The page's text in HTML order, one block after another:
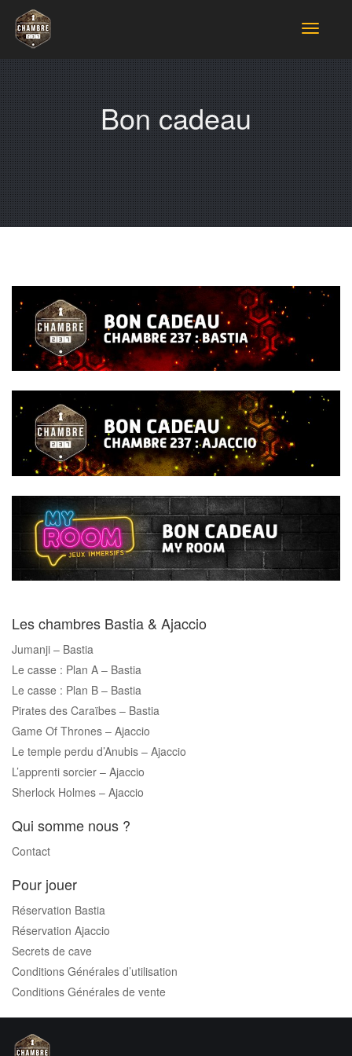
Toggle
Bon cadeau
Les chambres Bastia & Ajaccio
Jumanji – Bastia
Le casse : Plan A – Bastia
Le casse : Plan B – Bastia
Pirates des Caraïbes – Bastia
Game Of Thrones – Ajaccio
Le temple perdu d’Anubis – Ajaccio
L’apprenti sorcier – Ajaccio
Sherlock Holmes – Ajaccio
Qui somme nous ?
Contact
Pour jouer
Réservation Bastia
Réservation Ajaccio
Secrets de cave
Conditions Générales d’utilisation
Conditions Générales de vente